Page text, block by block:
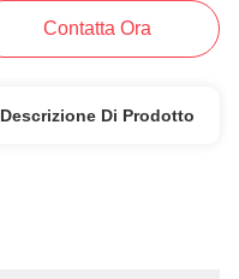
Contatta Ora
Descrizione Di Prodotto